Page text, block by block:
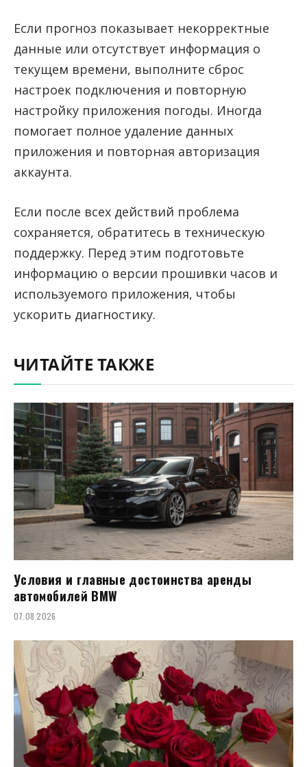
Если прогноз показывает некорректные
данные или отсутствует информация о
текущем времени, выполните сброс
настроек подключения и повторную
настройку приложения погоды. Иногда
помогает полное удаление данных
приложения и повторная авторизация
аккаунта.
Если после всех действий проблема
сохраняется, обратитесь в техническую
поддержку. Перед этим подготовьте
информацию о версии прошивки часов и
используемого приложения, чтобы
ускорить диагностику.
ЧИТАЙТЕ ТАКЖЕ
Условия и главные достоинства аренды
автомобилей BMW
07.08.2026